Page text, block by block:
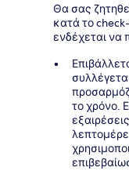
Θα σας
κατά το
ενδέχεται να
το χρόνο.